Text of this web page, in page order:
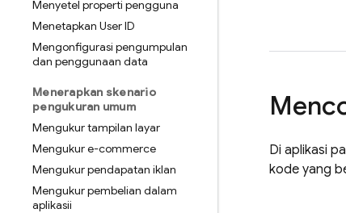
Menyetel properti pengguna
Menetapkan User ID
Mengonfigurasi pengumpulan
dan penggunaan data
Menerapkan skenario
pengukuran umum
Mengukur tampilan layar
Mengukur e-commerce
Mengukur pendapatan iklan
Mengukur pembelian dalam
aplikasii
Di aplikasi
kode yang